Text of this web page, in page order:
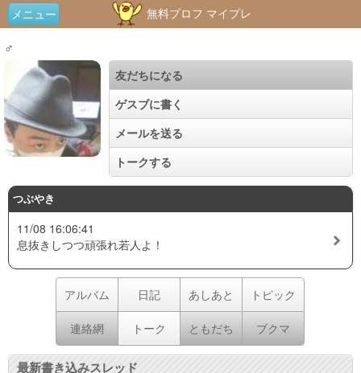
メニュー 無料プロフ マイプレ
♂
友だちになる
ゲスブに書く
メールを送る
トークする
つぶやき
11/08 16:06:41
息抜きしつつ頑張れ若人よ！
アルバム 日記 あしあと トピック
連絡網 トーク ともだち ブクマ